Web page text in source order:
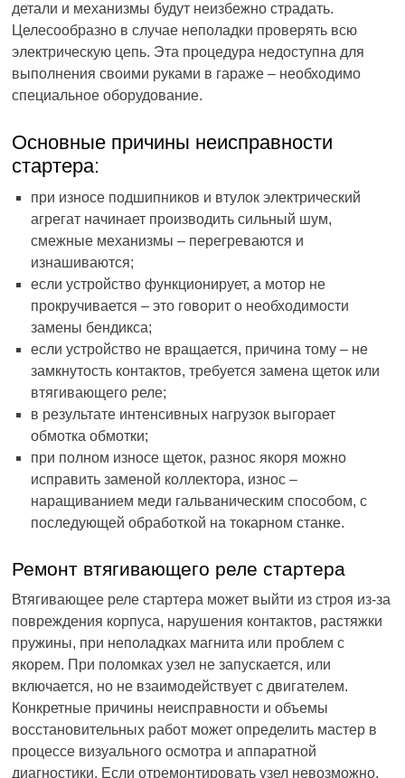
детали и механизмы будут неизбежно страдать.
Целесообразно в случае неполадки проверять всю
электрическую цепь. Эта процедура недоступна для
выполнения своими руками в гараже – необходимо
специальное оборудование.
Основные причины неисправности
стартера:
при износе подшипников и втулок электрический
агрегат начинает производить сильный шум,
смежные механизмы – перегреваются и
изнашиваются;
если устройство функционирует, а мотор не
прокручивается – это говорит о необходимости
замены бендикса;
если устройство не вращается, причина тому – не
замкнутость контактов, требуется замена щеток или
втягивающего реле;
в результате интенсивных нагрузок выгорает
обмотка обмотки;
при полном износе щеток, разнос якоря можно
исправить заменой коллектора, износ –
наращиванием меди гальваническим способом, с
последующей обработкой на токарном станке.
Ремонт втягивающего реле стартера
Втягивающее реле стартера может выйти из строя из-за
повреждения корпуса, нарушения контактов, растяжки
пружины, при неполадках магнита или проблем с
якорем. При поломках узел не запускается, или
включается, но не взаимодействует с двигателем.
Конкретные причины неисправности и объемы
восстановительных работ может определить мастер в
процессе визуального осмотра и аппаратной
диагностики. Если отремонтировать узел невозможно,